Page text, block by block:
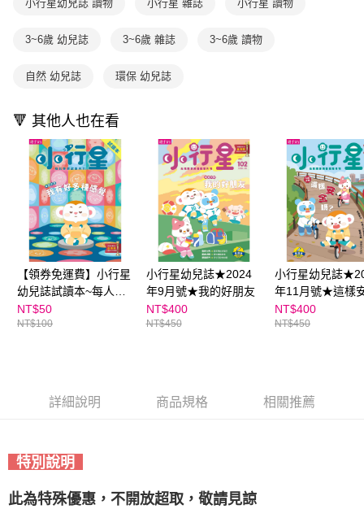
資料（包含姓名、電話或地址）提供予台灣大哥大進項蒐集、處理及利用，
3.完整用戶服務條款，請詳閱以下連結：
購買商品的店家。未經商家同意取消之訂單仍視為有效，需透過AFTEE先享
※ 交易是否成功請以「AFTEE先享後付 」之結帳頁面顯示為準，若有關於
易，需依本服務之必要範圍內提供個人資料，並將交易相關給付款項請求債
權轉讓予恩沛科技股份有限公司。
２．關於個人資料處理事宜，請瀏覽以下網址：
https://aftee.tw/terms/#terms3
３．未成年的使用者請事先徵得法定代理人或監護人之同意方可使用
「AFTEE先享後付」，若未經同意申辦者引起之損失，本公司不負相關責
任。
４．使用「AFTEE先享後付」時，將依據個別帳號之用戶狀況，依本公司即
時審查核予不同之上限額度；若仍有額度不足之情形，本公司將視審查結果
請求用戶進行身份認證。
５．嚴禁一人註冊多個帳號或使用他人資訊註冊。若發現惡意使用之情形，
恩沛科技股份有限公司將有權停止該用戶之使用額度並採取法律行動。
小行星幼兒誌 讀物 小行星 雜誌 小行星 讀物
3~6歲 幼兒誌 3~6歲 雜誌 3~6歲 讀物
自然 幼兒誌 環保 幼兒誌
🔻 其他人也在看
【領券免運費】小行星
幼兒誌試讀本~每人限
購一份
NT$50
NT$100
小行星幼兒誌★2024
年9月號★我的好朋友
NT$400
NT$450
小行星幼兒誌
年11月號★這樣
嗎？
NT$400
NT$450
詳細說明 商品規格 相關推薦
特別說明
此為特殊優惠，不開放超取，敬請見諒